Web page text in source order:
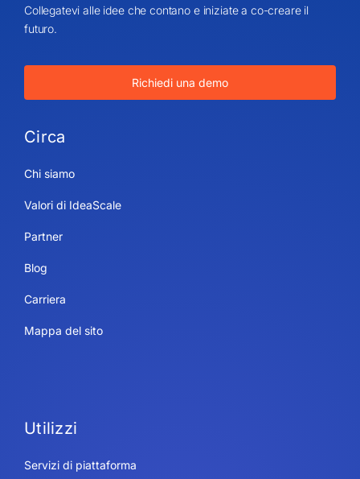
Collegatevi alle idee che contano e iniziate a co-creare il
futuro.
Richiedi una demo
Circa
Chi siamo
Valori di IdeaScale
Partner
Blog
Carriera
Mappa del sito
Utilizzi
Servizi di piattaforma